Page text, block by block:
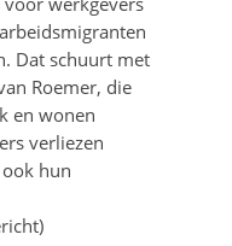
Dat schuurt met
Roemer, die
en wonen
verliezen
hun